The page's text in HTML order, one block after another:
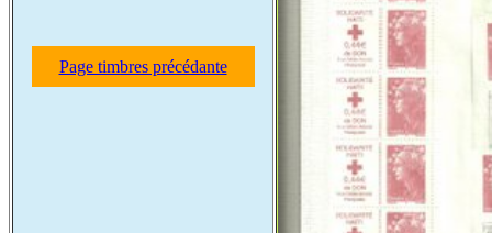
Page timbres précédante